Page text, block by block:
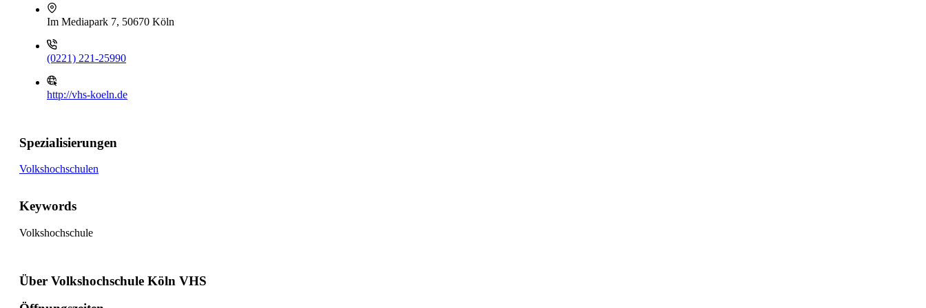
Im Mediapark 7, 50670 Köln
(0221) 221-25990
http://vhs-koeln.de
Spezialisierungen
Volkshochschulen
Keywords
Volkshochschule
Über Volkshochschule Köln VHS